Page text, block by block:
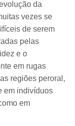
da
vezes se
de serem
pelas
e o
em rugas
regiões peroral,
em indivíduos
em